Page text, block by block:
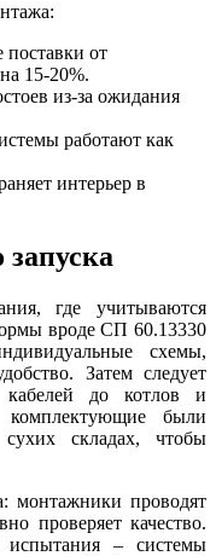
поставки от
15-20%.
из-за ожидания
работают как
интерьер в
где учитываются
вроде СП 60.13330
схемы,
Затем следует
до котлов и
были
складах, чтобы
монтажники проводят
проверяет качество.
испытания – системы